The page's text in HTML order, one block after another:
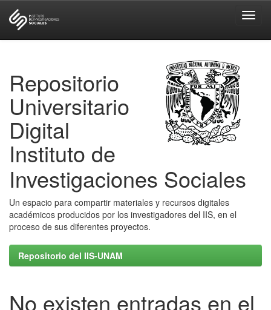
Repositorio
Universitario
Digital
Instituto de
Investigaciones Sociales
Un espacio para compartir materiales y recursos digitales
académicos producidos por los investigadores del IIS, en el
proceso de sus diferentes proyectos.
Repositorio del IIS-UNAM
No existen entradas en el